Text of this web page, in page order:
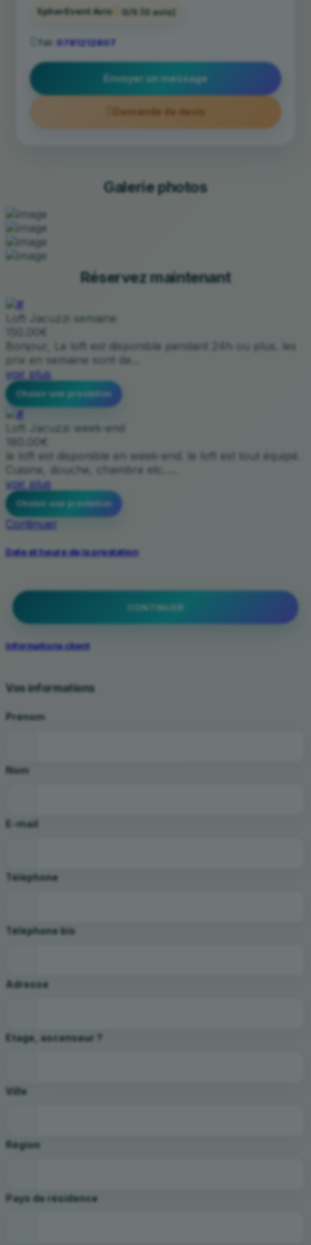
SpherEvent Avis 0/5 (0 avis)
Tél: 0781212807
Envoyer un message
Demande de devis
Galerie photos
Réservez maintenant
Loft Jacuzzi semaine
150.00€
Bonjour, Le loft est disponible pendant 24h ou plus. les
prix en semaine sont de...
voir plus
Choisir une prestation
Loft Jacuzzi week-end
180.00€
le loft est disponible en week-end. le loft est tout équipé.
Cuisine, douche, chambre etc.....
voir plus
Choisir une prestation
Continuer
Date et heure de la prestation
CONTINUER
Informations client
Vos informations
Prénom
Nom
E-mail
Téléphone
Téléphone bis
Adresse
Etage, ascenseur ?
Ville
Région
Pays de résidence